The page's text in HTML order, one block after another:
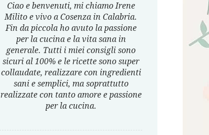
Ciao e benvenuti, mi chiamo Irene
Milito e vivo a Cosenza in Calabria.
Fin da piccola ho avuto la passione
per la cucina e la vita sana in
generale. Tutti i miei consigli sono
sicuri al 100% e le ricette sono super
collaudate, realizzare con ingredienti
sani e semplici, ma soprattutto
realizzate con tanto amore e passione
per la cucina.